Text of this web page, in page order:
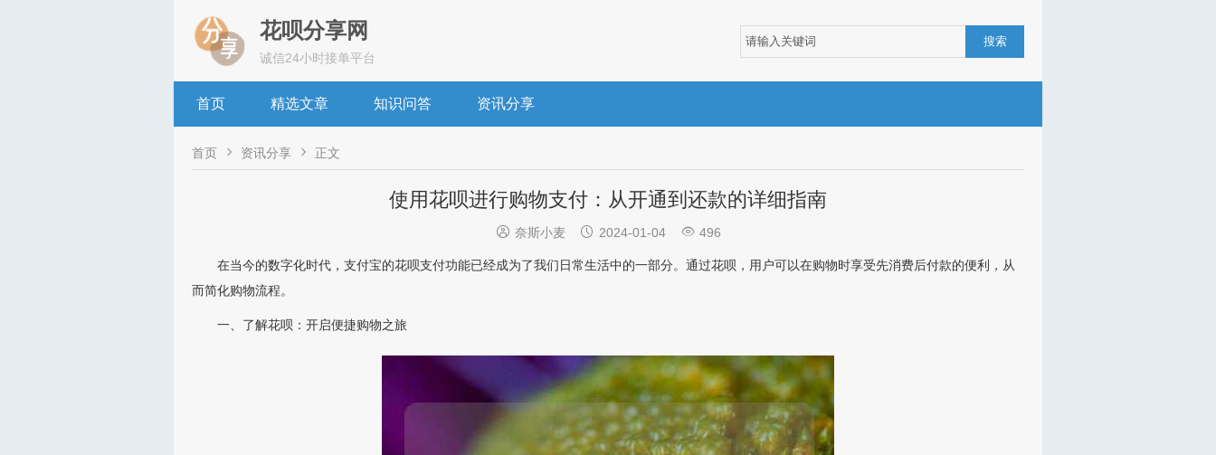
搜索
花呗分享网
诚信24小时接单平台
首页 精选文章 知识问答 资讯分享
首页  资讯分享  正文
使用花呗进行购物支付：从开通到还款的详细指南
 奈斯小麦  2024-01-04  496
在当今的数字化时代，支付宝的花呗支付功能已经成为了我们日常生活中的一部分。通过花呗，用户可以在购物时享受先消费后付款的便利，从
而简化购物流程。
一、了解花呗：开启便捷购物之旅